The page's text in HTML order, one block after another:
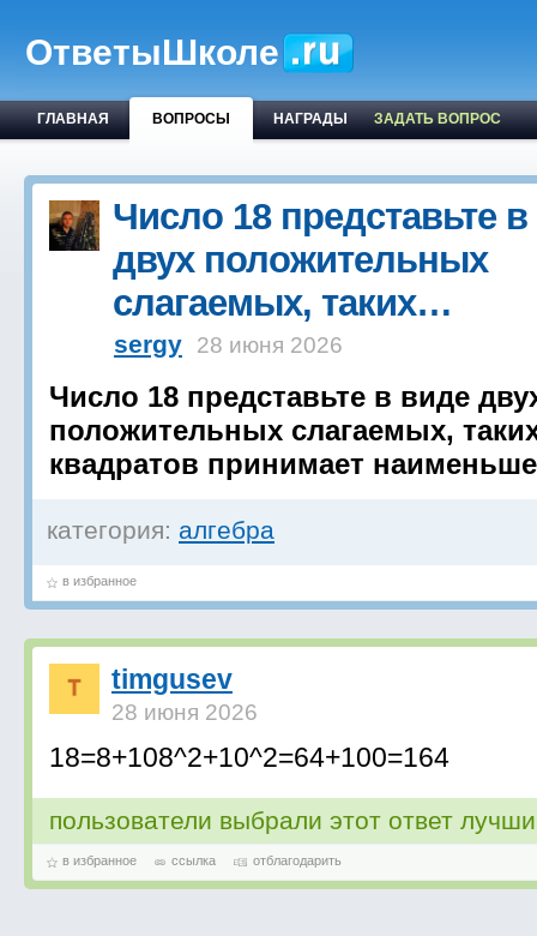
ОтветыШколе
ГЛАВНАЯ ВОПРОСЫ НАГРАДЫ ЗАДАТЬ ВОПРОС
Число 18 представьте
двух положительных
слагаемых, таких…
sergy 28 июня 2026
Число 18 представьте в виде
положительных слагаемых,
квадратов принимает
категория: алгебра
в избранное
timgusev
28 июня 2026
18=8+108^2+10^2=64+100=164
пользователи выбрали этот ответ
в избранное ссылка отблагодарить